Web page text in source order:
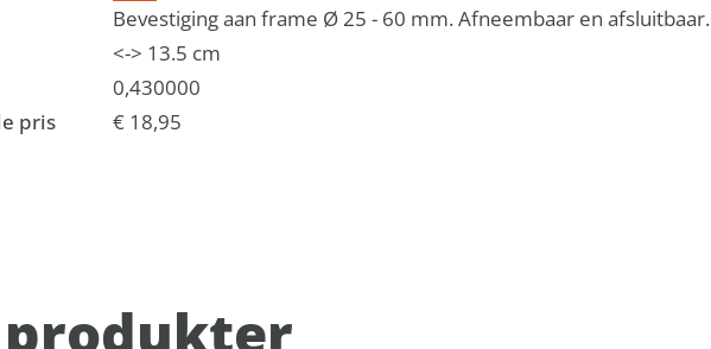
Bevestiging aan frame Ø 25 - 60 mm. Afneembaar en afsluitbaar.
<-> 13.5 cm
0,430000
pris
€ 18,95